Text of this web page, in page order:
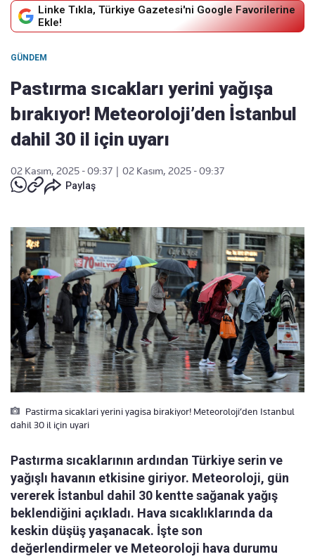
Linke Tıkla, Türkiye Gazetesi'ni Google Favorilerine
Ekle!
GÜNDEM
Pastırma sıcakları yerini yağışa
bırakıyor! Meteoroloji’den İstanbul
dahil 30 il için uyarı
02 Kasım, 2025 - 09:37
02 Kasım, 2025 - 09:37
Paylaş
Pastirma sicaklari yerini yagisa birakiyor! Meteoroloji’den Istanbul
dahil 30 il için uyari
Pastırma sıcaklarının ardından Türkiye serin ve
yağışlı havanın etkisine giriyor. Meteoroloji, gün
vererek İstanbul dahil 30 kentte sağanak yağış
beklendiğini açıkladı. Hava sıcaklıklarında da
keskin düşüş yaşanacak. İşte son
değerlendirmeler ve Meteoroloji hava durumu